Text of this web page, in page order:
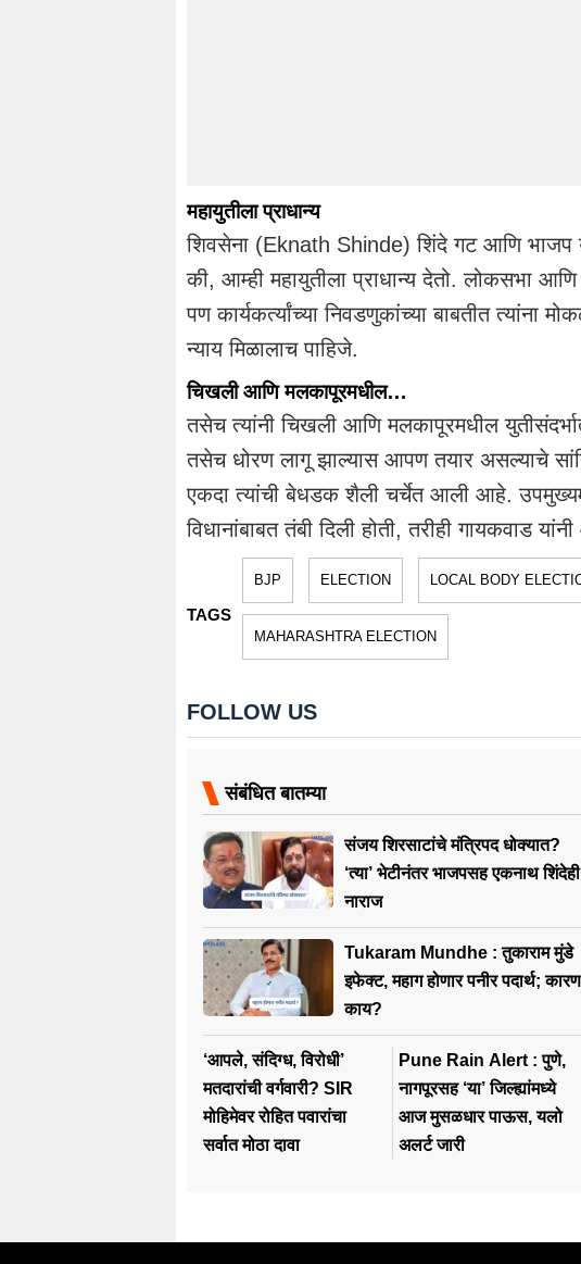
महायुतीला प्राधान्य
शिवसेना (Eknath Shinde) शिंदे गट आणि भाजप
की, आम्ही महायुतीला प्राधान्य देतो. लोकसभा
पण कार्यकर्त्यांच्या निवडणुकांच्या बाबतीत त्यांना
न्याय मिळालाच पाहिजे.
चिखली आणि मलकापूरमधील…
तसेच त्यांनी चिखली आणि मलकापूरमधील
तसेच धोरण लागू झाल्यास आपण तयार असल्याचे
एकदा त्यांची बेधडक शैली चर्चेत आली आहे.
विधानांबाबत तंबी दिली होती, तरीही गायकवाड
TAGS
BJP ELECTION LOCAL BODY
MAHARASHTRA ELECTION
FOLLOW US
संबंधित बातम्या
संजय शिरसाटांचे मंत्रिपद धोक्यात?
‘त्या’ भेटीनंतर भाजपसह एकनाथ शिंदेही
नाराज
Tukaram Mundhe : तुकाराम मुंडे
इफेक्ट, महाग होणार पनीर पदार्थ; कारण
काय?
‘आपले, संदिग्ध, विरोधी’
मतदारांची वर्गवारी? SIR
मोहिमेवर रोहित पवारांचा
सर्वात मोठा दावा
Pune Rain Alert : पुणे,
नागपूरसह ‘या’ जिल्ह्यांमध्ये
आज मुसळधार पाऊस, यलो
अलर्ट जारी